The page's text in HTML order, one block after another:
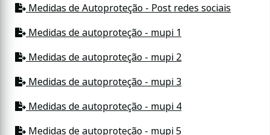
Medidas de Autoproteção - Post redes sociais
Medidas de autoproteção - mupi 1
Medidas de autoproteção - mupi 2
Medidas de autoproteção - mupi 3
Medidas de autoproteção - mupi 4
Medidas de autoproteção - mupi 5